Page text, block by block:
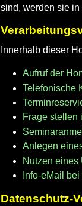
sind, werden sie
Innerhalb dieser
Aufruf der
Telefonische
Frage stellen
Anlegen
Nutzen eines
Info-eMail
Datenschutz-